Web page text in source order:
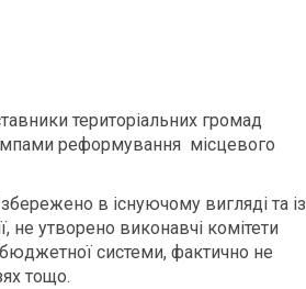
територіальних громад
реформування місцевого
в існуючому вигляді та із
не утворено виконавчі комітети
системи, фактично не
тощо.